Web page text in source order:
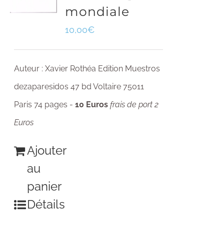
mondiale
10,00€
Auteur : Xavier Rothéa Edition Muestros
dezaparesidos 47 bd Voltaire 75011
Paris 74 pages -10 Euros frais de port 2
Euros
Ajouter
au
panier
Détails